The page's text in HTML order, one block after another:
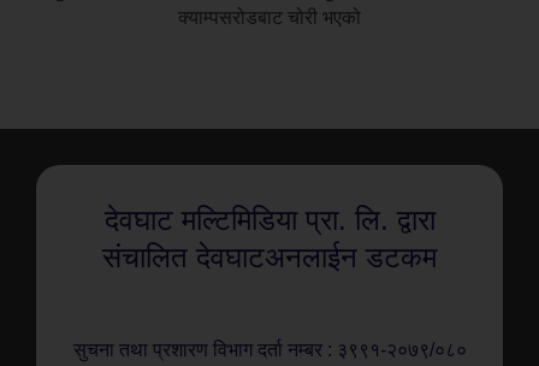
क्याम्पसरोडबाट चोरी भएको
देवघाट मल्टिमिडिया प्रा. लि. द्वारा
संचालित देवघाटअनलाईन डटकम
सुचना तथा प्रशारण विभाग दर्ता नम्बर : ३९९१-२०७९/०८०